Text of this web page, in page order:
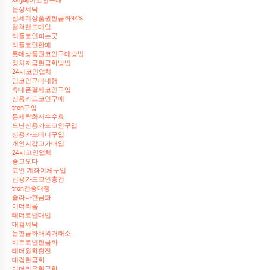
문상세탁
신세계상품권현금화94%
컬쳐랜드매입
리플코인파는곳
리플코인판매
롯데상품권코인구매방법
정치자금현금화방법
24시코인업체
밈코인구매대행
휴대폰결제코인구입
신용카드코인구매
tron구입
돈세탁최저수수료
도난신용카드코인구입
신용카드테더구입
개인지갑고가매입
24시코인업체
중고오다
코인 계좌이체구입
신용카드코인충전
tron전송대행
솔라나현금화
이더리움
테더코인매입
대검세탁
돈현금화해외거래소
비트코인현금화
태더원화환전
대검현금화